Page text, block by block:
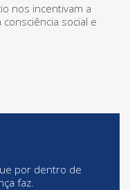
nos incentivam a
social e
por dentro de
faz.